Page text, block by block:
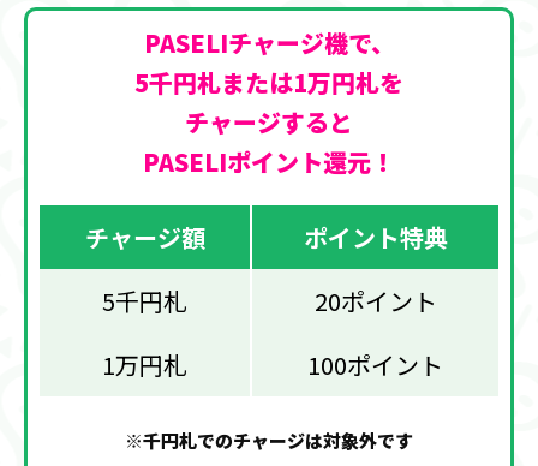
PASELIチャージ機で、
5千円札または1万円札を
チャージすると
PASELIポイント還元！
チャージ額
ポイント特典
5千円札
20ポイント
1万円札
100ポイント
※千円札でのチャージは対象外です